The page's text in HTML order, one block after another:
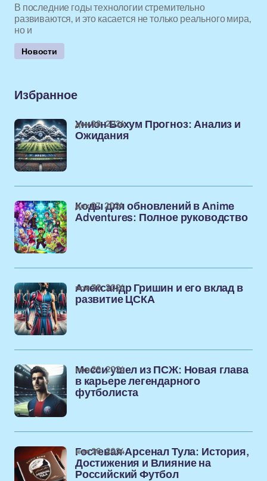
В последние годы технологии стремительно
развиваются, и это касается не только реального мира,
но и
Новости
Избранное
Унион Бохум Прогноз: Анализ и
Ожидания
дек 08, 2024
Коды для обновлений в Anime
Adventures: Полное руководство
дек 07, 2024
Александр Гришин и его вклад в
развитие ЦСКА
ноя 30, 2024
Месси ушел из ПСЖ: Новая глава
в карьере легендарного
футболиста
ноя 29, 2024
Гостевая Арсенал Тула: История,
Достижения и Влияние на
Российский Футбол
ноя 26, 2024